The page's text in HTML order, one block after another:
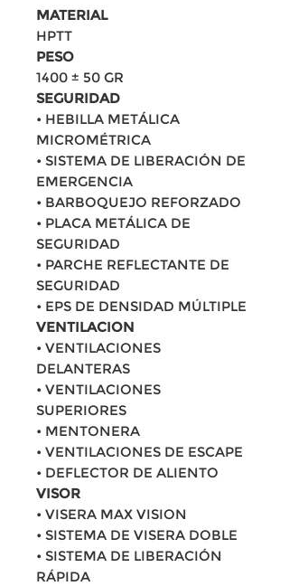
MATERIAL
HPTT
PESO
1400 ± 50 GR
SEGURIDAD
• HEBILLA METÁLICA
MICROMÉTRICA
• SISTEMA DE LIBERACIÓN DE
EMERGENCIA
• BARBOQUEJO REFORZADO
• PLACA METÁLICA DE
SEGURIDAD
• PARCHE REFLECTANTE DE
SEGURIDAD
• EPS DE DENSIDAD MÚLTIPLE
VENTILACION
• VENTILACIONES
DELANTERAS
• VENTILACIONES
SUPERIORES
• MENTONERA
• VENTILACIONES DE ESCAPE
• DEFLECTOR DE ALIENTO
VISOR
• VISERA MAX VISION
• SISTEMA DE VISERA DOBLE
• SISTEMA DE LIBERACIÓN
RÁPIDA